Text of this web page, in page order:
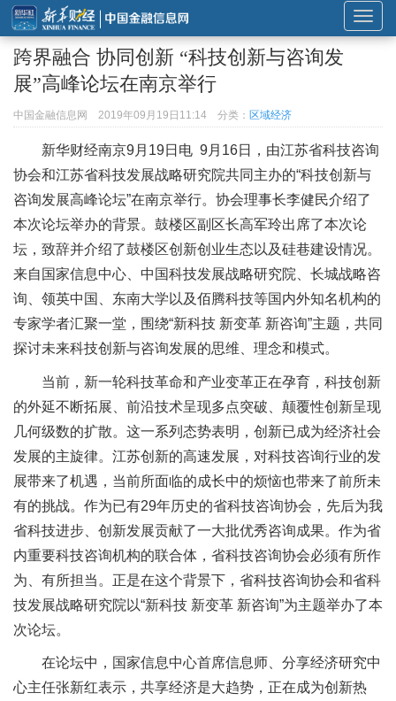
展
开
导
航
跨界融合 协同创新 “科技创新与咨询发
展”高峰论坛在南京举行
中国金融信息网 2019年09月19日11:14 分类： 区域经济
新华财经南京9月19日电 9月16日，由江苏省科技咨询
协会和江苏省科技发展战略研究院共同主办的“科技创新与
咨询发展高峰论坛”在南京举行。协会理事长李健民介绍了
本次论坛举办的背景。鼓楼区副区长高军玲出席了本次论
坛，致辞并介绍了鼓楼区创新创业生态以及硅巷建设情况。
来自国家信息中心、中国科技发展战略研究院、长城战略咨
询、领英中国、东南大学以及佰腾科技等国内外知名机构的
专家学者汇聚一堂，围绕“新科技 新变革 新咨询”主题，共同
探讨未来科技创新与咨询发展的思维、理念和模式。
当前，新一轮科技革命和产业变革正在孕育，科技创新
的外延不断拓展、前沿技术呈现多点突破、颠覆性创新呈现
几何级数的扩散。这一系列态势表明，创新已成为经济社会
发展的主旋律。江苏创新的高速发展，对科技咨询行业的发
展带来了机遇，当前所面临的成长中的烦恼也带来了前所未
有的挑战。作为已有29年历史的省科技咨询协会，先后为我
省科技进步、创新发展贡献了一大批优秀咨询成果。作为省
内重要科技咨询机构的联合体，省科技咨询协会必须有所作
为、有所担当。正是在这个背景下，省科技咨询协会和省科
技发展战略研究院以“新科技 新变革 新咨询”为主题举办了本
次论坛。
在论坛中，国家信息中心首席信息师、分享经济研究中
心主任张新红表示，共享经济是大趋势，正在成为创新热